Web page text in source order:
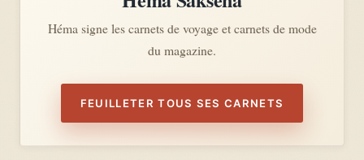
Héma signe les carnets de voyage et carnets de mode
du magazine.
FEUILLETER TOUS SES CARNETS